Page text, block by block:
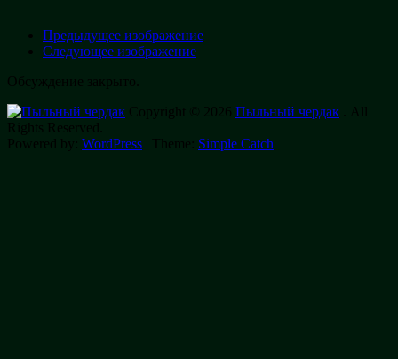
Предыдущее изображение
Следующее изображение
Обсуждение закрыто.
Copyright © 2026 Пыльный чердак . All
Rights Reserved.
Powered by: WordPress | Theme: Simple Catch